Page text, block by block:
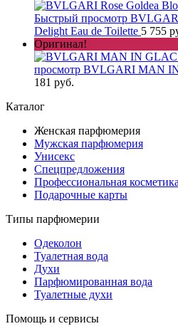
Быстрый просмотр
Delight Eau de Toilette 5 755
Оригинал!
просмотр BVLGARI MAN
181 руб.
Каталог
Женская парфюмерия
Мужская парфюмерия
Унисекс
Спецпредложения
Профессиональная косметика
Подарочные карты
Типы парфюмерии
Одеколон
Туалетная вода
Духи
Парфюмированная вода
Туалетные духи
Помощь и сервисы